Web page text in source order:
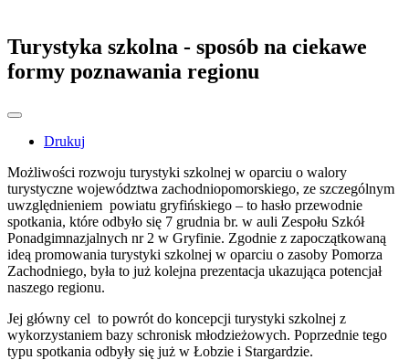
Turystyka szkolna - sposób na ciekawe
formy poznawania regionu
Drukuj
Możliwości rozwoju turystyki szkolnej w oparciu o walory
turystyczne województwa zachodniopomorskiego, ze szczególnym
uwzględnieniem powiatu gryfińskiego – to hasło przewodnie
spotkania, które odbyło się 7 grudnia br. w auli Zespołu Szkół
Ponadgimnazjalnych nr 2 w Gryfinie. Zgodnie z zapoczątkowaną
ideą promowania turystyki szkolnej w oparciu o zasoby Pomorza
Zachodniego, była to już kolejna prezentacja ukazująca potencjał
naszego regionu.
Jej główny cel to powrót do koncepcji turystyki szkolnej z
wykorzystaniem bazy schronisk młodzieżowych. Poprzednie tego
typu spotkania odbyły się już w Łobzie i Stargardzie.